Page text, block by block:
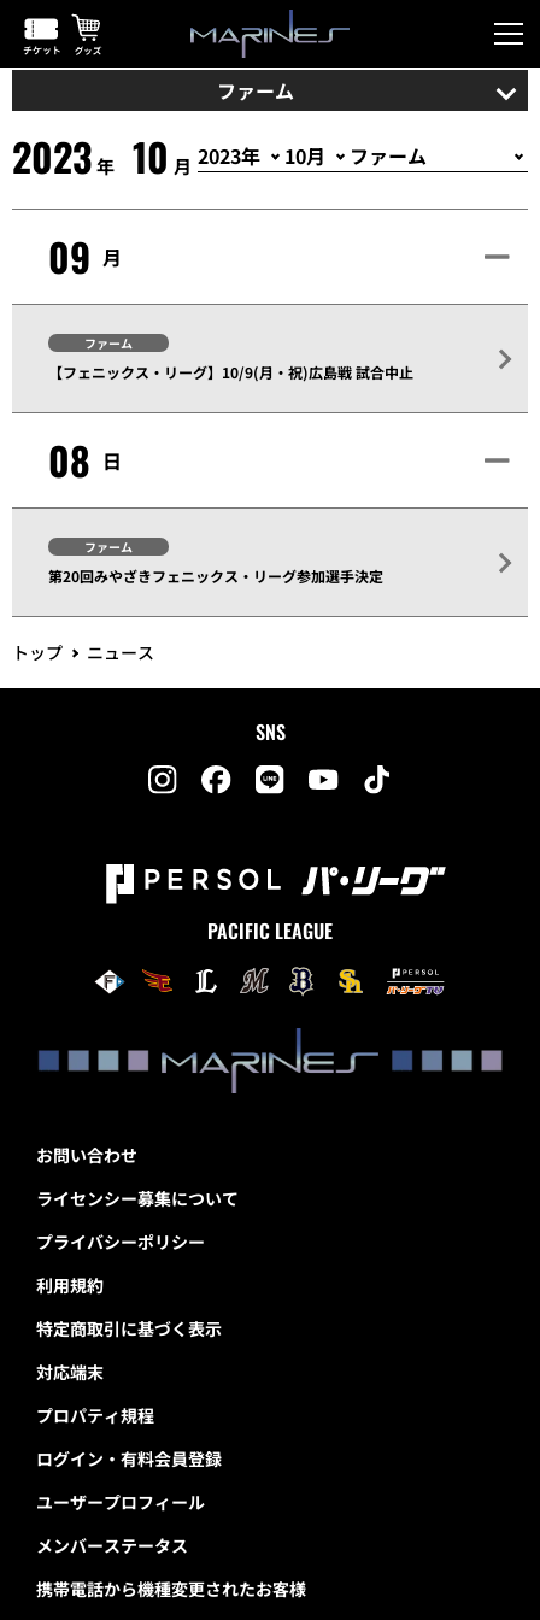
ファーム
2023年 10 月
09 月
ファーム
【フェニックス・リーグ】10/9(月・祝)広島戦 試合中止
08 日
ファーム
第20回みやざきフェニックス・リーグ参加選手決定
トップ ニュース
SNS
PACIFIC LEAGUE
お問い合わせ
ライセンシー募集について
プライバシーポリシー
利用規約
特定商取引に基づく表示
対応端末
プロパティ規程
ログイン・有料会員登録
ユーザープロフィール
メンバーステータス
携帯電話から機種変更されたお客様